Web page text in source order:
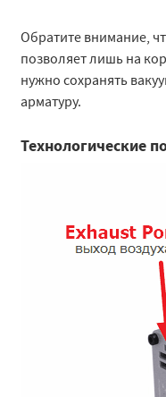
Обратите внимание,
позволяет лишь на
нужно сохранять
арматуру.
Технологические